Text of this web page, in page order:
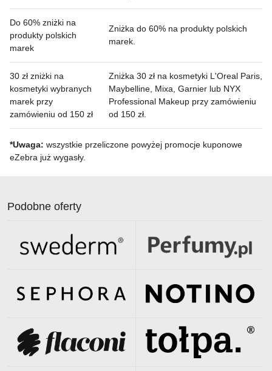
Do 60% zniżki na
produkty polskich
marek
Zniżka do 60% na produkty polskich
marek.
30 zł zniżki na
kosmetyki wybranych
marek przy
zamówieniu od 150 zł
Zniżka 30 zł na kosmetyki L'Oreal Paris,
Maybelline, Mixa, Garnier lub NYX
Professional Makeup przy zamówieniu
od 150 zł.
*Uwaga: wszystkie przeliczone powyżej promocje kuponowe
eZebra już wygasły.
Podobne oferty